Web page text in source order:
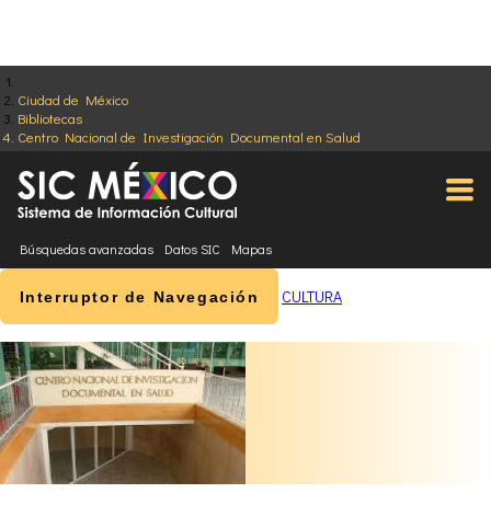
Ciudad de México
Bibliotecas
Centro Nacional de Investigación Documental en Salud
Búsquedas avanzadas Datos SIC Mapas
Interruptor de Navegación CULTURA